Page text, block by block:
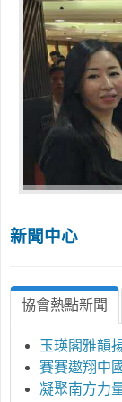
新聞中心
協會熱點新聞
玉瑛閣雅韻
賽賽遨翔中
凝聚南方力